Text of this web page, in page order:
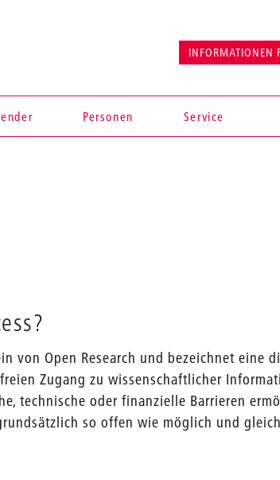
Personen Service
INFORMATIONEN
von Open Research und bezeichnet eine
Zugang zu wissenschaftlicher
technische oder finanzielle Barrieren
so offen wie möglich und